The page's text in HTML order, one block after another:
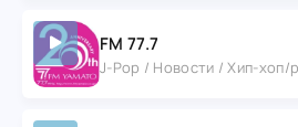
FM 77.7